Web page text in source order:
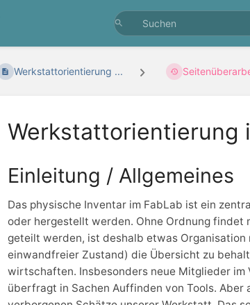
Werkstattorientierung ...
Werkstattorientierung
Einleitung / Allgemeines
Das physische Inventar im FabLab ist ein
oder hergestellt werden. Ohne Ordnung findet
geteilt werden, ist deshalb etwas
einwandfreier Zustand) die Übersicht zu
wirtschaften. Insbesonders neue Mitglieder im
überfragt in Sachen Auffinden von Tools.